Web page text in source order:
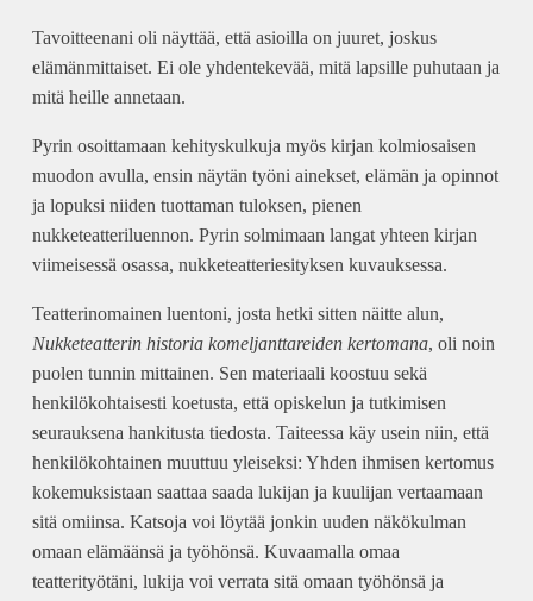
Tavoitteenani oli näyttää, että asioilla on juuret, joskus
elämänmittaiset. Ei ole yhdentekevää, mitä lapsille puhutaan ja
mitä heille annetaan.
Pyrin osoittamaan kehityskulkuja myös kirjan kolmiosaisen
muodon avulla, ensin näytän työni ainekset, elämän ja opinnot
ja lopuksi niiden tuottaman tuloksen, pienen
nukketeatteriluennon. Pyrin solmimaan langat yhteen kirjan
viimeisessä osassa, nukketeatteriesityksen kuvauksessa.
Teatterinomainen luentoni, josta hetki sitten näitte alun,
Nukketeatterin historia komeljanttareiden kertomana, oli noin
puolen tunnin mittainen. Sen materiaali koostuu sekä
henkilökohtaisesti koetusta, että opiskelun ja tutkimisen
seurauksena hankitusta tiedosta. Taiteessa käy usein niin, että
henkilökohtainen muuttuu yleiseksi: Yhden ihmisen kertomus
kokemuksistaan saattaa saada lukijan ja kuulijan vertaamaan
sitä omiinsa. Katsoja voi löytää jonkin uuden näkökulman
omaan elämäänsä ja työhönsä. Kuvaamalla omaa
teatterityötäni, lukija voi verrata sitä omaan työhönsä ja